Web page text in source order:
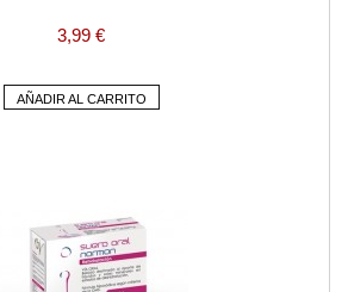
3,99 €
AÑADIR AL CARRITO